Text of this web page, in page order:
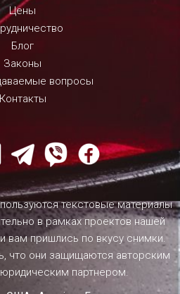
Цены
Блог
Законы
вопросы
Контакты
текстовые материалы
в рамках проектов нашей
пришлись по вкусу снимки.
что они защищаются авторским
партнером.